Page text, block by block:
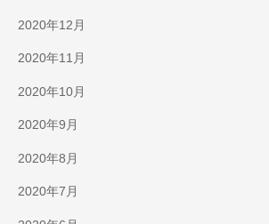
2020年12月
2020年11月
2020年10月
2020年9月
2020年8月
2020年7月